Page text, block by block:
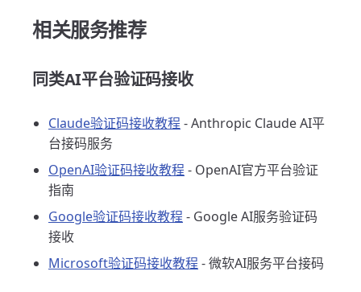
相关服务推荐
同类AI平台验证码接收
Claude验证码接收教程 - Anthropic Claude AI平
台接码服务
OpenAI验证码接收教程 - OpenAI官方平台验证
指南
Google验证码接收教程 - Google AI服务验证码
接收
Microsoft验证码接收教程 - 微软AI服务平台接码